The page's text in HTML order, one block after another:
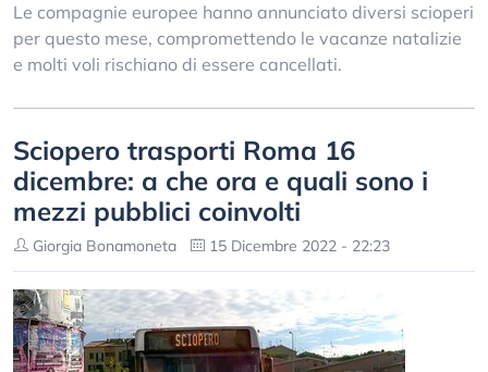
Le compagnie europee hanno annunciato diversi scioperi
per questo mese, compromettendo le vacanze natalizie
e molti voli rischiano di essere cancellati.
Sciopero trasporti Roma 16
dicembre: a che ora e quali sono i
mezzi pubblici coinvolti
Giorgia Bonamoneta 15 Dicembre 2022 - 22:23